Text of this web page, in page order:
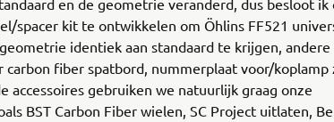
en de geometrie veranderd, dus besloot ik
spacer kit te ontwikkelen om Öhlins FF521
identiek aan standaard te krijgen, andere
carbon fiber spatbord, nummerplaat voor/koplamp
accessoires gebruiken we natuurlijk graag onze
BST Carbon Fiber wielen, SC Project uitlaten,